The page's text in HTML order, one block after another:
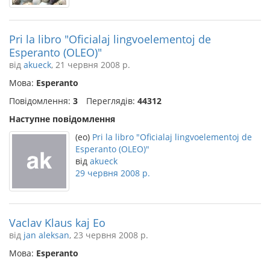
Pri la libro "Oficialaj lingvoelementoj de
Esperanto (OLEO)"
від akueck, 21 червня 2008 р.
Мова: Esperanto
Повідомлення: 3 Переглядів: 44312
Наступне повідомлення
(eo) Pri la libro "Oficialaj lingvoelementoj de
Esperanto (OLEO)"
від akueck
29 червня 2008 р.
Vaclav Klaus kaj Eo
від jan aleksan, 23 червня 2008 р.
Мова: Esperanto